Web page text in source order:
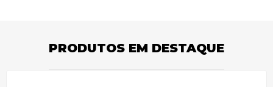
PRODUTOS EM DESTAQUE